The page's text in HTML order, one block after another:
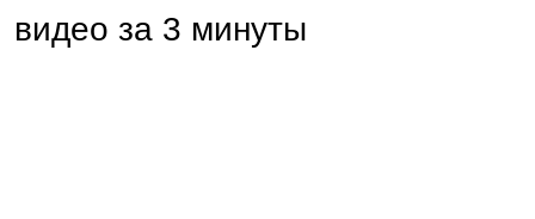
видео за 3 минуты